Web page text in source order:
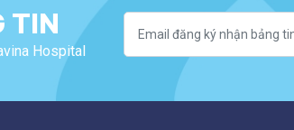
TIN
Hospital